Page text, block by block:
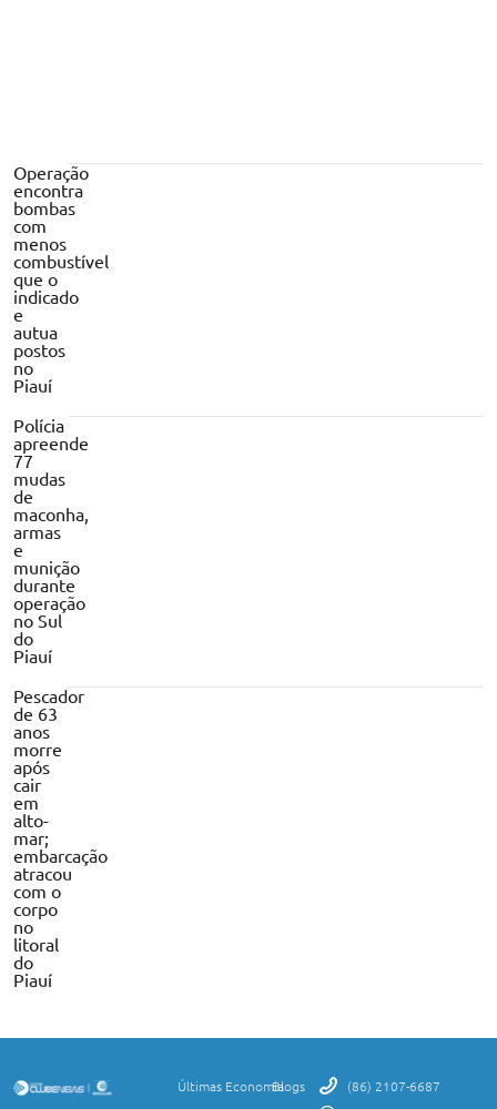
Operação
encontra
bombas
com
menos
combustível
que o
indicado
e
autua
postos
no
Piauí
Polícia
apreende
77
mudas
de
maconha,
armas
e
munição
durante
operação
no Sul
do
Piauí
Pescador
de 63
anos
morre
após
cair
em
alto-
mar;
embarcação
atracou
com o
corpo
no
litoral
do
Piauí
Últimas EconomiaBlogs
(86) 2107-6687